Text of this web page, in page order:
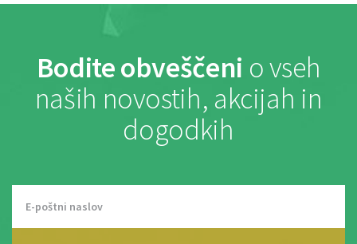
Bodite obveščeni o vseh
naših novostih, akcijah in
dogodkih